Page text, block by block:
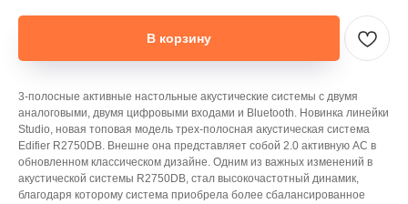
В корзину
3-полосные активные настольные акустические системы с двумя
аналоговыми, двумя цифровыми входами и Bluetooth. Новинка линейки
Studio, новая топовая модель трех-полосная акустическая система
Edifier R2750DB. Внешне она представляет собой 2.0 активную АС в
обновленном классическом дизайне. Одним из важных изменений в
акустической системы R2750DB, стал высокочастотный динамик,
благодаря которому система приобрела более сбалансированное